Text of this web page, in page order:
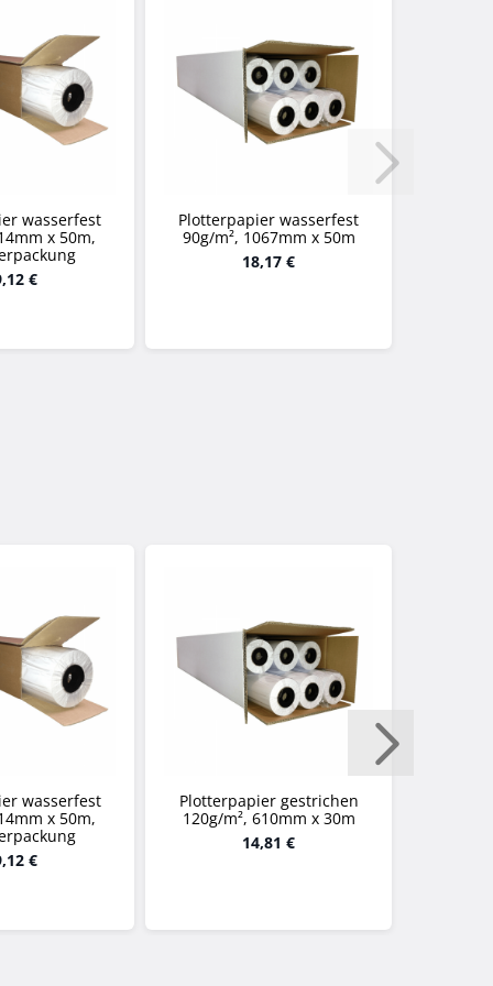
wasserfest
x 50m,
€
Plotterpapier wasserfest
90g/m², 1067mm x 50m
18,17 €
wasserfest
x 50m,
€
Plotterpapier gestrichen
120g/m², 610mm x 30m
14,81 €